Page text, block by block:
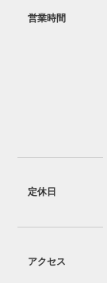
営業時間
定休日
アクセス